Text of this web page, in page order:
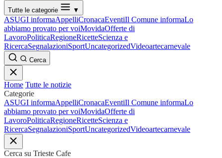
Tutte le categorie ▼
ASUGI informaAppelliCronacaEventiIl Comune informaLo
abbiamo provato per voiMovidaOfferte di
LavoroPoliticaRegioneRicetteScienza e
RicercaSegnalazioniSportUncategorizedVideoartecarnevale
Cerca
Home Tutte le notizie
Categorie
ASUGI informaAppelliCronacaEventiIl Comune informaLo
abbiamo provato per voiMovidaOfferte di
LavoroPoliticaRegioneRicetteScienza e
RicercaSegnalazioniSportUncategorizedVideoartecarnevale
Cerca su Trieste Cafe